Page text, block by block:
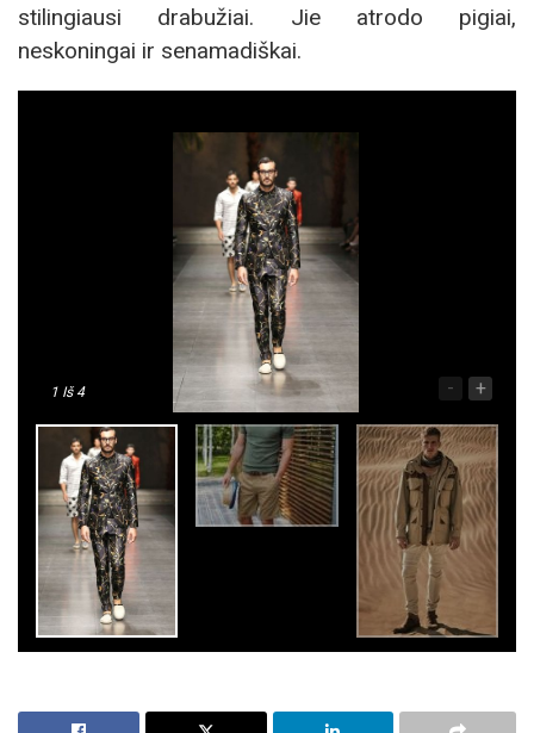
stilingiausi drabužiai. Jie atrodo pigiai,
neskoningai ir senamadiškai.
1 Iš 4 - +